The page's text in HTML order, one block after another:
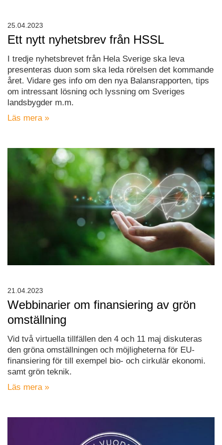
Ett nytt nyhetsbrev från HSSL
I tredje nyhetsbrevet från Hela Sverige ska leva
presenteras duon som ska leda rörelsen det kommande
året. Vidare ges info om den nya Balansrapporten, tips
om intressant lösning och lyssning om Sveriges
landsbygder m.m.
Läs mera »
25.04.2023
Webbinarier om finansiering av grön
omställning
Vid två virtuella tillfällen den 4 och 11 maj diskuteras
den gröna omställningen och möjligheterna för EU-
finansiering för till exempel bio- och cirkulär ekonomi.
samt grön teknik.
Läs mera »
21.04.2023